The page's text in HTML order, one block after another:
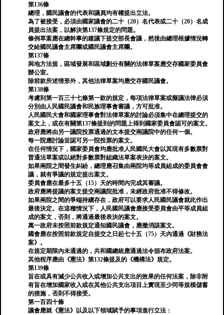
第136條
總理，國民議會的代表和議員均有權提出立法。
為了被接受，必須由國家議會的二十（20）名代表或二十（20）名成
員提出法案，以解決第137條規定的問題。
條例草案應在總幹事的建議下提交部長會議，然後由總理根據情況轉
交給國民議會主席團或國民議會主席團。
第137條
與地方法規，區域發展和區域劃分有關的法律草案應交存國家委員會
辦公室。
除前款所述情形外，其他法律草案均應交存國民議會。
第138條
考慮到第一百三十七條第一款的規定，每項法律草案或擬議法律必須
分別由人民國民議會和民族理事會審議，方可批准。
人民國民大會和國家理事會對法律草案的討論必須集中在總理提交的
案文上，或在有關第137條提到的問題上得到國家委員會認可的案文。
政府應將由另一議院投票通過的文本提交兩議院中的任何一個。
每一院應討論並認可另一院投票的案文。
在任何情況下，國家委員會均應批准人民國民大會以其現有多數票對
普通法草案或以絕對多數票對組織法草案表決的案文。
如果兩院之間發生糾紛，總理應召集由兩院均等成員組成的委員會會
議，就有爭議的規定提出案文。
委員會應在最多十五（15）天的時間內完成其審議。
政府應將提議的案文提交兩議院批准，未經政府批准不得修改。
如果兩院之間的爭端持續存在，政府可以要求人民國民議會就此作出
最後決定。在這種情況下，人民國民議會應接受委員會由平等成員組
成的案文，否則，將通過最後表決的案文。
萬一政府未按照前款規定通知國民議會，應撤消該案文。
國會應在按照前款規定自提交之日起七十五（75）天內通過《財務法
案》。
在規定期限內未通過的，共和國總統應通過法令頒布政府法案。
其他程序應由《憲法》第132條提及的《機構法》規定。
第139條
旨在或具有減少公共收入或增加公共支出的效果的任何法案，除非附
有旨在增加國家收入或在其他公共支出項目上實現至少同等規模儲蓄
的措施，否則不得接受。
第一百四十條
議會應就《憲法》以及以下領域賦予的事項進行立法：